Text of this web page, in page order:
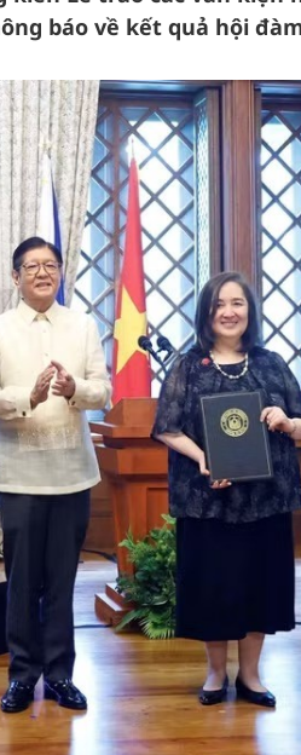
báo về kết quả hội